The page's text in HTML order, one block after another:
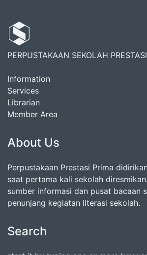
PERPUSTAKAAN SEKOLAH
Information
Services
Librarian
Member Area
About Us
Perpustakaan Prestasi Prima
saat pertama kali sekolah
sumber informasi dan pusat bacaan
penunjang kegiatan literasi sekolah.
Search